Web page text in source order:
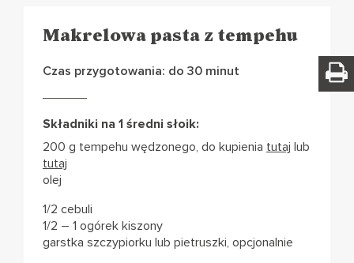
Makrelowa pasta z tempehu
Czas przygotowania: do 30 minut
Składniki na 1 średni słoik:
200 g tempehu wędzonego, do kupienia tutaj lub
tutaj
olej
1/2 cebuli
1/2 – 1 ogórek kiszony
garstka szczypiorku lub pietruszki, opcjonalnie